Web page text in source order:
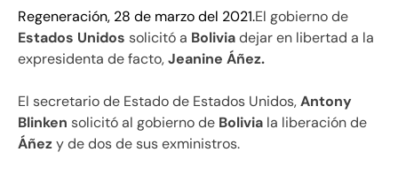
Regeneración, 28 de marzo del 2021.El gobierno de
Estados Unidos solicitó a Boliviadejar en libertad a la
expresidenta de facto,Jeanine Áñez.
El secretario de Estado de Estados Unidos,Antony
Blinken solicitó al gobierno de Bolivia la liberación de
Áñezy de dos de sus exministros.